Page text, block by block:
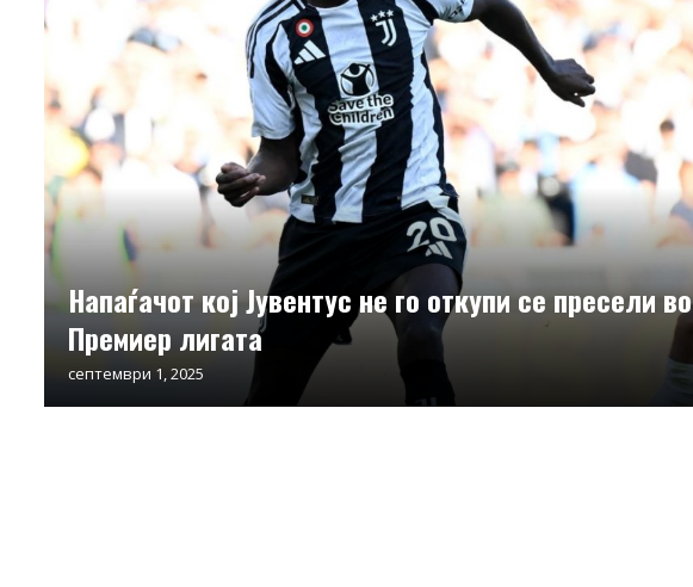
Напаѓачот кој Јувентус не го откупи се пресели во
Премиер лигата
септември 1, 2025